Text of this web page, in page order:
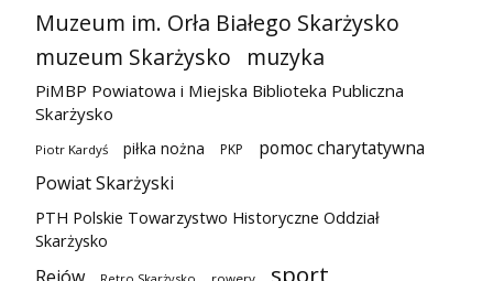
Muzeum im. Orła Białego Skarżysko
muzeum Skarżysko
muzyka
PiMBP Powiatowa i Miejska Biblioteka Publiczna
Skarżysko
Piotr Kardyś piłka nożna PKP
pomoc charytatywna
Powiat Skarżyski
PTH Polskie Towarzystwo Historyczne Oddział
Skarżysko
sport